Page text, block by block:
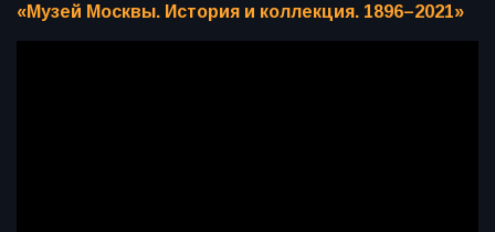
«Музей Москвы. История и коллекция. 1896–2021»